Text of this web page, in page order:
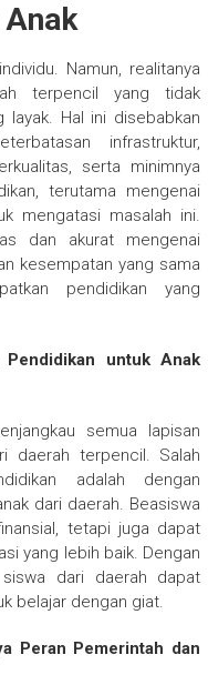
Namun, realitanya
terpencil yang tidak
layak. Hal ini disebabkan
infrastruktur,
serta minimnya
terutama mengenai
mengatasi masalah ini.
dan akurat mengenai
kesempatan yang sama
pendidikan yang
Pendidikan untuk Anak
semua lapisan
daerah terpencil. Salah
adalah dengan
dari daerah. Beasiswa
tetapi juga dapat
yang lebih baik. Dengan
dari daerah dapat
belajar dengan giat.
Peran Pemerintah dan